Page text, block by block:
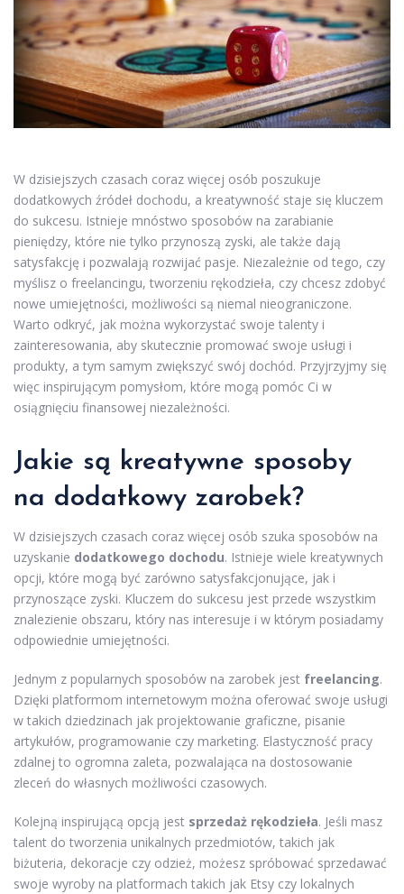
W dzisiejszych czasach coraz więcej osób poszukuje
dodatkowych źródeł dochodu, a kreatywność staje się kluczem
do sukcesu. Istnieje mnóstwo sposobów na zarabianie
pieniędzy, które nie tylko przynoszą zyski, ale także dają
satysfakcję i pozwalają rozwijać pasje. Niezależnie od tego, czy
myślisz o freelancingu, tworzeniu rękodzieła, czy chcesz zdobyć
nowe umiejętności, możliwości są niemal nieograniczone.
Warto odkryć, jak można wykorzystać swoje talenty i
zainteresowania, aby skutecznie promować swoje usługi i
produkty, a tym samym zwiększyć swój dochód. Przyjrzyjmy się
więc inspirującym pomysłom, które mogą pomóc Ci w
osiągnięciu finansowej niezależności.
Jakie są kreatywne sposoby
na dodatkowy zarobek?
W dzisiejszych czasach coraz więcej osób szuka sposobów na
uzyskanie dodatkowego dochodu. Istnieje wiele kreatywnych
opcji, które mogą być zarówno satysfakcjonujące, jak i
przynoszące zyski. Kluczem do sukcesu jest przede wszystkim
znalezienie obszaru, który nas interesuje i w którym posiadamy
odpowiednie umiejętności.
Jednym z popularnych sposobów na zarobek jest freelancing.
Dzięki platformom internetowym można oferować swoje usługi
w takich dziedzinach jak projektowanie graficzne, pisanie
artykułów, programowanie czy marketing. Elastyczność pracy
zdalnej to ogromna zaleta, pozwalająca na dostosowanie
zleceń do własnych możliwości czasowych.
Kolejną inspirującą opcją jest sprzedaż rękodzieła. Jeśli masz
talent do tworzenia unikalnych przedmiotów, takich jak
biżuteria, dekoracje czy odzież, możesz spróbować sprzedawać
swoje wyroby na platformach takich jak Etsy czy lokalnych